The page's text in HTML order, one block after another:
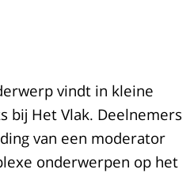
vindt in kleine
bij Het Vlak. Deelnemers
van een moderator
onderwerpen op het